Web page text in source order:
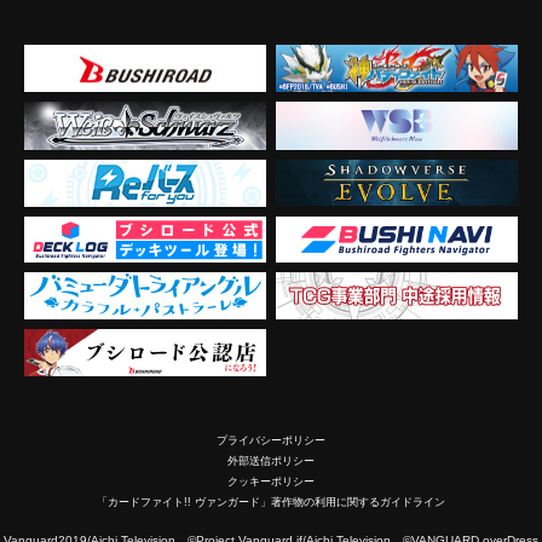
プライバシーポリシー
外部送信ポリシー
クッキーポリシー
「カードファイト!! ヴァンガード」著作物の利用に関するガイドライン